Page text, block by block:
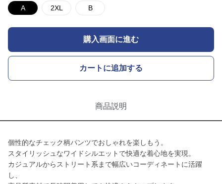
A 2XL B
購入画面に進む
カートに追加する
商品説明
個性的なチェック柄パンツでおしゃれを楽しもう。
スタイリッシュなワイドシルエットで快適な着心地を実現。
カジュアルからストリート系まで幅広いコーディネートに活躍
し、